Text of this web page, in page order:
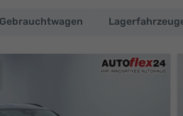
Gebrauchtwagen